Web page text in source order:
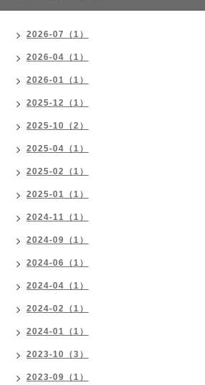
2026-07（1）
2026-04（1）
2026-01（1）
2025-12（1）
2025-10（2）
2025-04（1）
2025-02（1）
2025-01（1）
2024-11（1）
2024-09（1）
2024-06（1）
2024-04（1）
2024-02（1）
2024-01（1）
2023-10（3）
2023-09（1）